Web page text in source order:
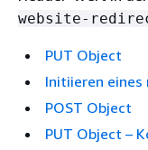
website-
PUT Object
Initiieren eines
POST Object
PUT Object –